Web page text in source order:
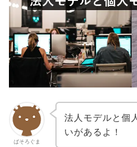
ぱそろぐま
法人モデルと個
いがあるよ！